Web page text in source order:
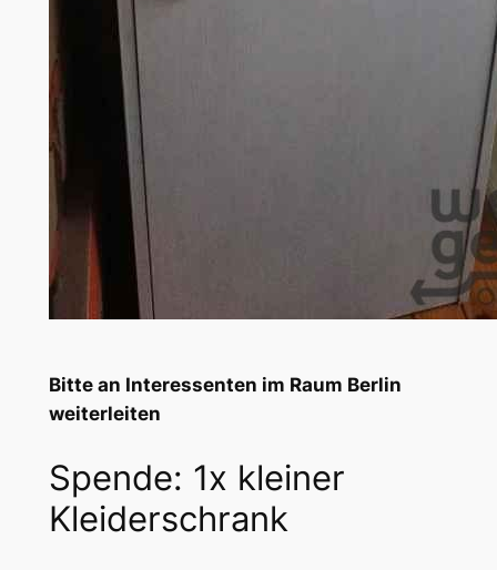
Bitte an Interessenten im Raum Berlin
weiterleiten
Spende: 1x kleiner
Kleiderschrank